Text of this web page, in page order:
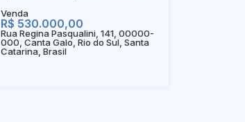
R$ 530.000,00
Rua Regina Pasqualini, 141, 00000-
000, Canta Galo, Rio do Sul, Santa
Catarina, Brasil